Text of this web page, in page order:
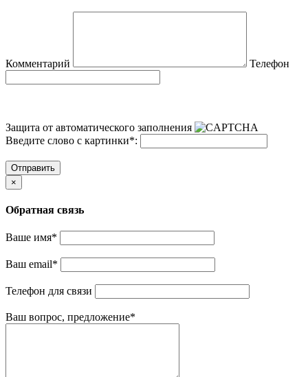
Комментарий Телефон
Защита от автоматического заполнения
Введите слово с картинки*:
Отправить
×
Обратная связь
Ваше имя*
Ваш email*
Телефон для связи
Ваш вопрос, предложение*